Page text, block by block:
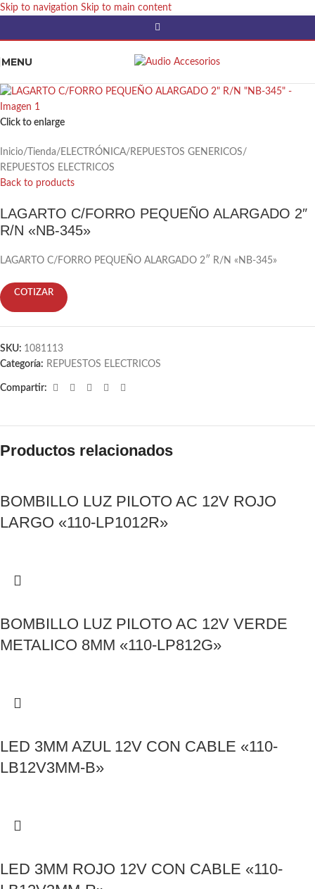
Skip to navigation Skip to main content
MENU
Click to enlarge
Inicio/ Tienda/ ELECTRÓNICA/ REPUESTOS GENERICOS/
REPUESTOS ELECTRICOS
Back to products
LAGARTO C/FORRO PEQUEÑO ALARGADO 2″
R/N «NB-345»
LAGARTO C/FORRO PEQUEÑO ALARGADO 2″ R/N «NB-345»
COTIZAR
SKU: 1081113
Categoría: REPUESTOS ELECTRICOS
Compartir:
Productos relacionados
BOMBILLO LUZ PILOTO AC 12V ROJO
LARGO «110-LP1012R»
BOMBILLO LUZ PILOTO AC 12V VERDE
METALICO 8MM «110-LP812G»
LED 3MM AZUL 12V CON CABLE «110-
LB12V3MM-B»
LED 3MM ROJO 12V CON CABLE «110-